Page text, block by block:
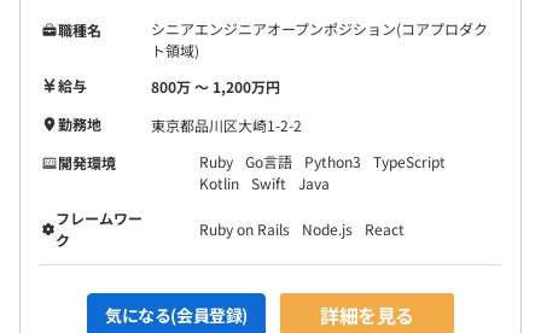
職種名
シニアエンジニアオープンポジション(コアプロダク
ト領域)
給与
800万 〜 1,200万円
勤務地
東京都品川区大崎1-2-2
開発環境
Ruby Go言語 Python3
TypeScript
Kotlin Swift
Java
フレームワー
ク
Ruby on Rails Node.js React
気になる(会員登録) 詳細を見る